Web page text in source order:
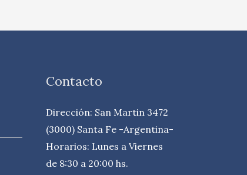
Contacto
Dirección: San Martin 3472
(3000) Santa Fe -Argentina-
Horarios: Lunes a Viernes
de 8:30 a 20:00 hs.